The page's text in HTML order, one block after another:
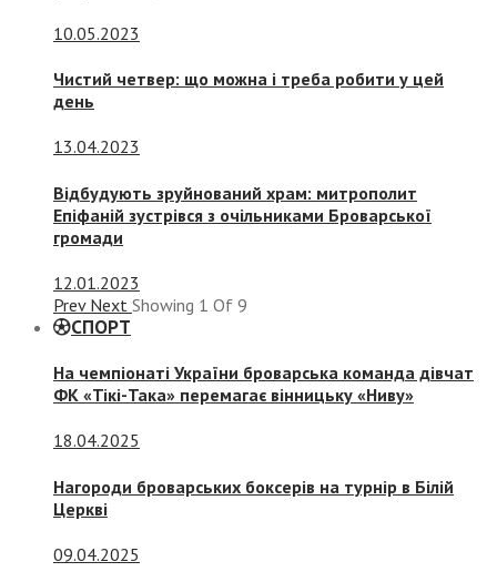
10.05.2023
Чистий четвер: що можна і треба робити у цей
день
13.04.2023
Відбудують зруйнований храм: митрополит
Епіфаній зустрівся з очільниками Броварської
громади
12.01.2023
Prev Next Showing 1 Of 9
СПОРТ
На чемпіонаті України броварська команда дівчат
ФК «Тікі-Така» перемагає вінницьку «Ниву»
18.04.2025
Нагороди броварських боксерів на турнір в Білій
Церкві
09.04.2025